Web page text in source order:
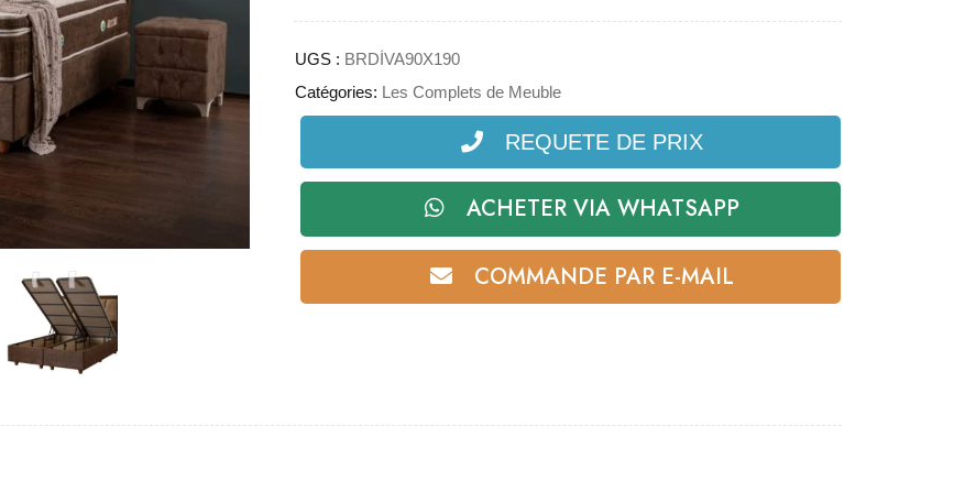
UGS : BRDİVA90X190
Catégories: Les Complets de Meuble
REQUETE DE PRIX
ACHETER VIA WHATSAPP
COMMANDE PAR E-MAIL